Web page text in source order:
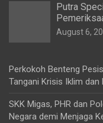
Putra
August 6,
Perkokoh Benteng
Tangani Krisis Iklim dan
SKK Migas, PHR dan
Negara demi Menjaga